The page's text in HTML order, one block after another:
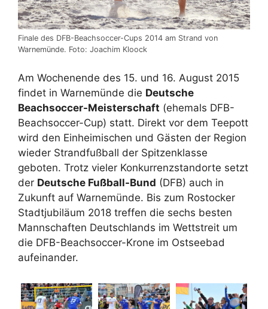
Finale des DFB-Beachsoccer-Cups 2014 am Strand von
Warnemünde. Foto: Joachim Kloock
Am Wochenende des 15. und 16. August 2015
findet in Warnemünde die Deutsche
Beachsoccer-Meisterschaft (ehemals DFB-
Beachsoccer-Cup) statt. Direkt vor dem Teepott
wird den Einheimischen und Gästen der Region
wieder Strandfußball der Spitzenklasse
geboten. Trotz vieler Konkurrenzstandorte setzt
der Deutsche Fußball-Bund (DFB) auch in
Zukunft auf Warnemünde. Bis zum Rostocker
Stadtjubiläum 2018 treffen die sechs besten
Mannschaften Deutschlands im Wettstreit um
die DFB-Beachsoccer-Krone im Ostseebad
aufeinander.